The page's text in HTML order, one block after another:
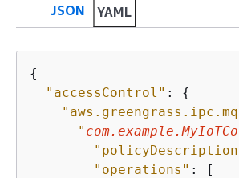
JSON YAML
{
"accessControl" : {
"
"operations" : [